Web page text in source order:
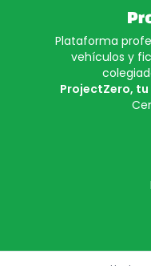
Plataforma
vehículos y
ProjectZero,